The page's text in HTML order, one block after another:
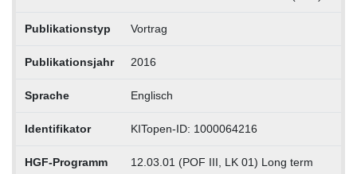
Publikationstyp Vortrag
Publikationsjahr 2016
Sprache Englisch
Identifikator KITopen-ID: 1000064216
HGF-Programm
12.03.01 (POF III, LK 01) Long term